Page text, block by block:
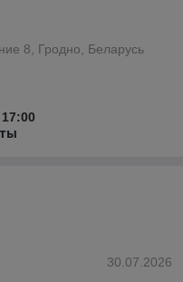
8, Гродно, Беларусь
30.07.2026